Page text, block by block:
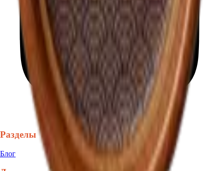
Разделы
Блог